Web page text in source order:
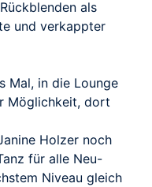
als
und verkappter
Mal, in die Lounge
Möglichkeit, dort
Holzer noch
für alle Neu-
Niveau gleich